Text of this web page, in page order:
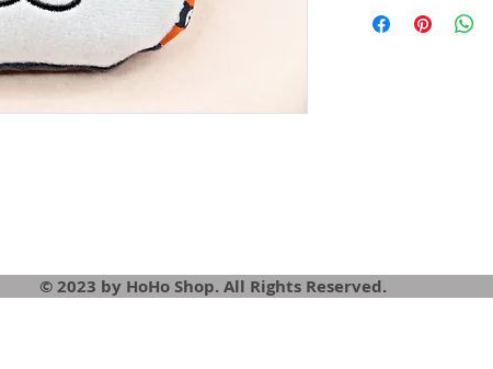
© 2023 by HoHo Shop. All Rights Reserved.